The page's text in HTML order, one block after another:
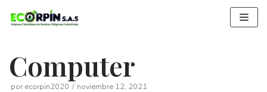
Saltar
al
Computer
por ecorpin2020 noviembre 12, 2021